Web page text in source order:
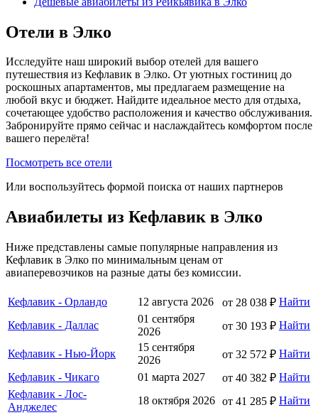
Отели в Элко
Исследуйте наш широкий выбор отелей для вашего
путешествия из Кефлавик в Элко. От уютных гостиниц до
роскошных апартаментов, мы предлагаем размещение на
любой вкус и бюджет. Найдите идеальное место для отдыха,
сочетающее удобство расположения и качество обслуживания.
Забронируйте прямо сейчас и наслаждайтесь комфортом после
вашего перелёта!
Посмотреть все отели
Или воспользуйтесь формой поиска от наших партнеров
Авиабилеты из Кефлавик в Элко
Ниже представлены самые популярные направления из
Кефлавик в Элко по минимальным ценам от
авиаперевозчиков на разные даты без комиссии.
Кефлавик - Орландо 12 августа 2026 от 28 038 ₽ Найти
Кефлавик - Даллас
01 сентября
2026
от 30 193 ₽ Найти
Кефлавик - Нью-Йорк
15 сентября
2026
от 32 572 ₽ Найти
Кефлавик - Чикаго
01 марта 2027 от 40 382 ₽ Найти
Кефлавик - Лос-
Анджелес
18 октября 2026 от 41 285 ₽ Найти